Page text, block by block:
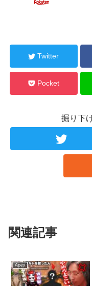
Twitter
Pocket
掘り下
関連記事
Apex